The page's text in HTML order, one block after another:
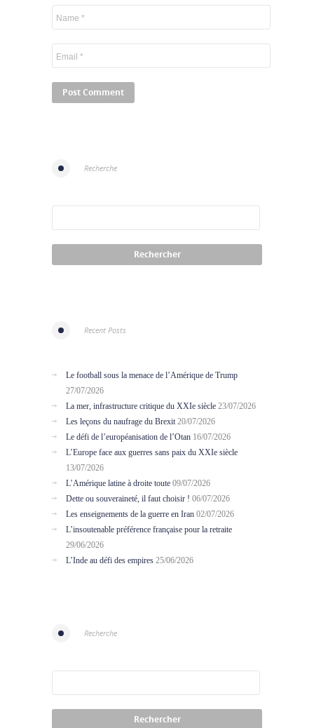
Recherche
Recent Posts
Le football sous la menace de l’Amérique de Trump
27/07/2026
La mer, infrastructure critique du XXIe siècle 23/07/2026
Les leçons du naufrage du Brexit 20/07/2026
Le défi de l’européanisation de l’Otan 16/07/2026
L’Europe face aux guerres sans paix du XXIe siècle
13/07/2026
L’Amérique latine à droite toute 09/07/2026
Dette ou souveraineté, il faut choisir ! 06/07/2026
Les enseignements de la guerre en Iran 02/07/2026
L’insoutenable préférence française pour la retraite
29/06/2026
L’Inde au défi des empires 25/06/2026
Recherche